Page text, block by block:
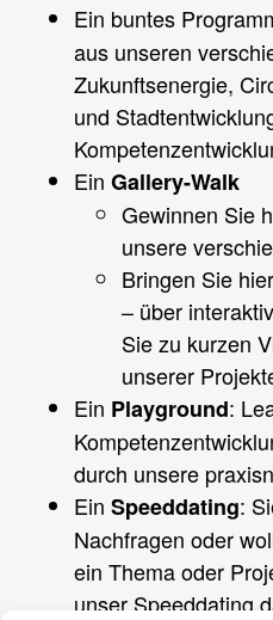
Ein buntes
aus unseren
Zukunftsenergie,
und
EinGallery-Walk
Gewinnen Sie
unsere
Bringen Sie
– über
Sie zu kurzen
unserer
Ein Playground:
durch unsere
Ein Speeddating:
Nachfragen oder
ein Thema oder
unser Speeddating